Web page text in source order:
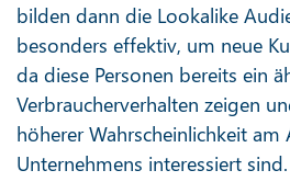
bilden dann die Lookalike
besonders effektiv, um neue
da diese Personen bereits ein
Verbraucherverhalten zeigen
höherer Wahrscheinlichkeit
Unternehmens interessiert sind.